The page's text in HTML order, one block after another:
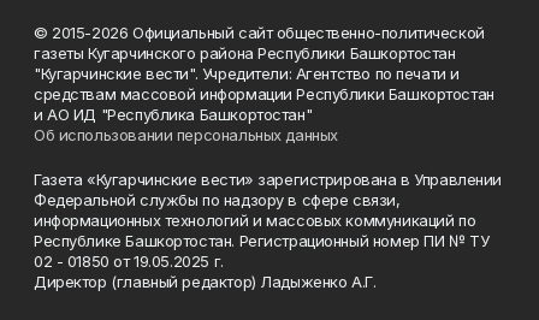
© 2015-2026 Официальный сайт общественно-политической
газеты Кугарчинского района Республики Башкортостан
"Кугарчинские вести". Учредители: Агентство по печати и
средствам массовой информации Республики Башкортостан
и АО ИД "Республика Башкортостан"
Об использовании персональных данных
Газета «Кугарчинские вести» зарегистрирована в Управлении
Федеральной службы по надзору в сфере связи,
информационных технологий и массовых коммуникаций по
Республике Башкортостан. Регистрационный номер ПИ № ТУ
02 - 01850 от 19.05.2025 г.
Директор (главный редактор) Ладыженко А.Г.